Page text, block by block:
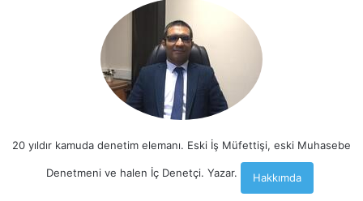
20 yıldır kamuda denetim elemanı. Eski İş Müfettişi, eski Muhasebe
Denetmeni ve halen İç Denetçi. Yazar. Hakkımda